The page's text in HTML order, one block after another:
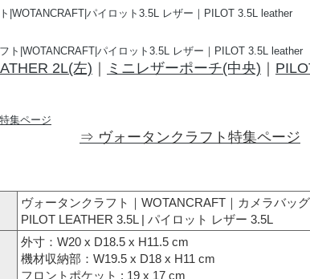
2L(左) ミニレザーポーチ(中央)
⇒ ヴォータンクラフト特集ページ
ヴォータンクラフト｜WOTANCRAFT｜カメラバッグ
PILOT LEATHER 3.5L | パイロット レザー 3.5L
外寸：W20 x D18.5 x H11.5 cm
機材収納部：W19.5 x D18 x H11 cm
フロントポケット : 19 x 17 cm